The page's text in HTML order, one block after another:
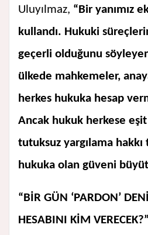
Uluyılmaz, “Bir yanımız
kullandı. Hukuki
geçerli olduğunu
ülkede mahkemeler,
herkes hukuka hesap
Ancak hukuk herkese
tutuksuz yargılama hakkı
hukuka olan güveni
“BİR GÜN ‘PARDON’
HESABINI KİM VERECEK?”